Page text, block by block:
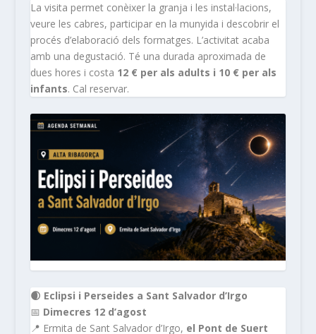
La visita permet conèixer la granja i les instal·lacions,
veure les cabres, participar en la munyida i descobrir el
procés d’elaboració dels formatges. L’activitat acaba
amb una degustació. Té una durada aproximada de
dues hores i costa 12 € per als adults i 10 € per als
infants. Cal reservar.
🌒 Eclipsi i Perseides a Sant Salvador d’Irgo
📅 Dimecres 12 d’agost
📍 Ermita de Sant Salvador d’Irgo, el Pont de Suert